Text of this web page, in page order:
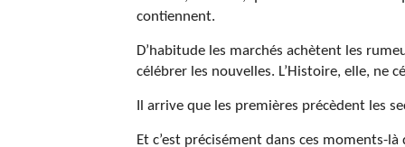
contiennent.
D’habitude les marchés achètent les
célébrer les nouvelles. L’Histoire, elle, ne
Il arrive que les premières précèdent les
Et c’est précisément dans ces moments-